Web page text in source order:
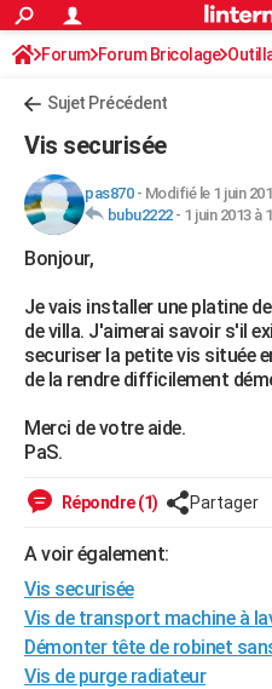
ACTUALITÉS
Politique
Société
Faits Divers
Education
Monde
Villes
+
FINANCE
Retraite
Impôts
Epargne
Immobilier
Risques naturels par ville
Banque
Assurance
Crédit
AUTO
Essais
Réserver un essai
Citadines
Berlines
SUV
Forum auto
+HIGH-TECH
Mobiles
Meilleur smartphone
Internet
Ordinateurs
Jeux vidéo
Guide high-tech
+BRICOLAGE
Forum
Aménagement intérieur
Extérieur
Cuisine
Salle de bains
Jardinage
Rangement
WEEK-END
Guides de France
Escapades
Patrimoine
Expositions
Musées
Week-end nature
+LIFESTYLE
Alimentation
Guide de la santé
Maladies
Médicaments
Sommeil
Destinations
City break
Voyage nature
Voyage de noces
Forum
Climat
+
GUIDES D'ACHAT
BONS PLANS
Forum Forum Bricolage
Sujet Précédent
Vis securisée
pas870- Modifié le 1 juin
bubu2222- 1 juin 2013 à
Bonjour,
Je vais installer une platine
de villa. J'aimerai savoir s'il
securiser la petite vis située
de la rendre difficilement
Merci de votre aide.
PaS.
Répondre (1) Partager
A voir également:
Vis securisée
Vis de transport machine à
Démonter tête de robinet
Vis de purge radiateur